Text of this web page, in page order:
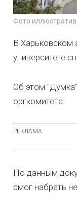
Фото
В
университете
Об этом
оргкомитета.
По данным
смог набрать